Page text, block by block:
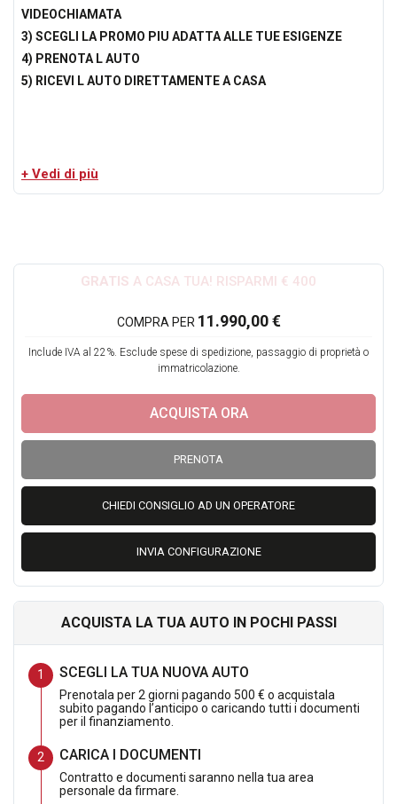
VIDEOCHIAMATA
3) SCEGLI LA PROMO PIU ADATTA ALLE TUE ESIGENZE
4) PRENOTA L AUTO
5) RICEVI L AUTO DIRETTAMENTE A CASA
Perche' scegliere Carforauto?
Team a gestire l iter burocratico e a seguirti passo dopo
2) consegna a domicilio Gratuita
3) Veicoli certificati e selezionati
4) Garanzia sui nostri veicoli fino a 36 mesi
5) Puoi Finanziare la Tua Nuova auto a tassi Agevolati!
Formula soddisfatto o Rimborsato:
Dal ricevimento del veicolo avrai 21 giorni o 500 Km di prova
Potrai quindi testare e provare il tuo nuovo veicolo e se non
pagato.
Storico Manutenzione:
Tagliando eseguito a km 17497
Tagliando eseguito a km 30353
Tagliando eseguito a km 45500
Tagliando eseguito a km 60700
GRATIS A CASA TUA! RISPARMI € 400
COMPRA PER 11.990,00 €
Include IVA al 22%. Esclude spese di spedizione, passaggio di proprietà o
immatricolazione.
ACQUISTA ORA
PRENOTA
CHIEDI CONSIGLIO AD UN OPERATORE
INVIA CONFIGURAZIONE
ACQUISTA LA TUA AUTO IN POCHI PASSI
SCEGLI LA TUA NUOVA AUTO
Prenotala per 2 giorni pagando 500 € o acquistala
subito pagando l’anticipo o caricando tutti i documenti
per il finanziamento.
CARICA I DOCUMENTI
Contratto e documenti saranno nella tua area
personale da firmare.